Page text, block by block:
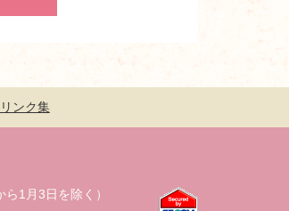
リンク集
1月3日を除く）